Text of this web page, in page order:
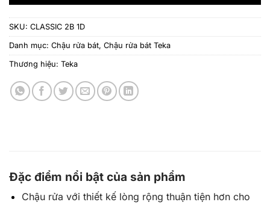
SKU: CLASSIC 2B 1D
Danh mục: Chậu rửa bát, Chậu rửa bát Teka
Thương hiệu: Teka
Đặc điểm nổi bật của sản phẩm
Chậu rửa với thiết kế lòng rộng thuận tiện hơn cho